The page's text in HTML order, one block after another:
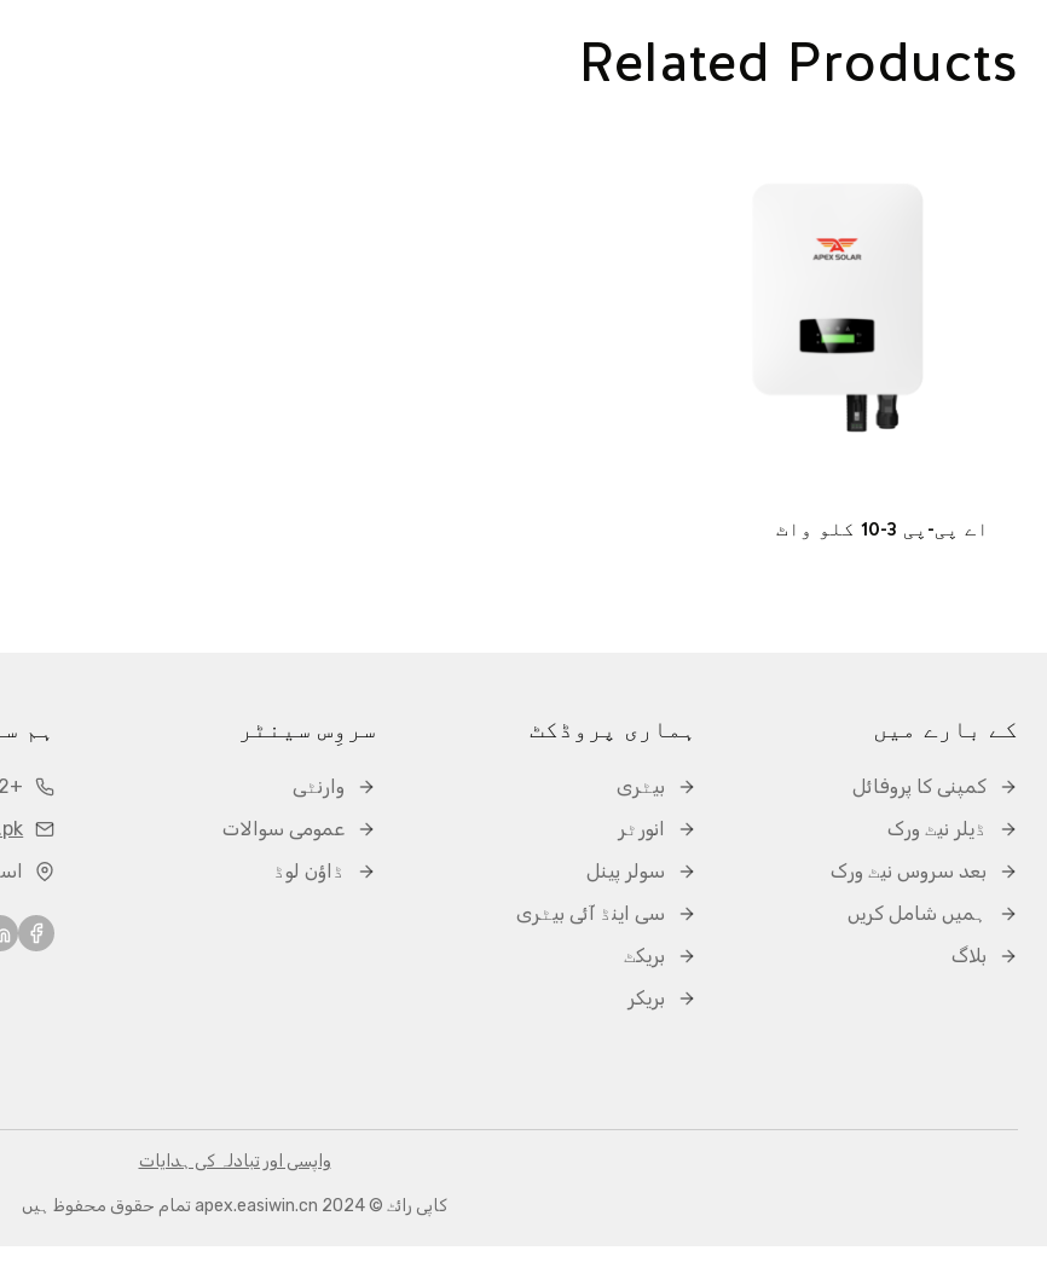
Related Products
اے پی-پی 3-10 کلو واٹ
کے بارے میں
کمپنی کا پروفائل
ڈیلر نیٹ ورک
بعد سروس نیٹ ورک
ہمیں شامل کریں
بلاگ
ہماری پروڈکٹ
بیٹری
انورٹر
سولر پینل
سی اینڈ آئی بیٹری
بریکٹ
بریکر
سروِس سینٹر
وارنٹی
عمومی سوالات
ڈاؤن لوڈ
ہم
+92 3328411899
واپسی اور تبادلہ کی ہدایات
کاپی رائٹ © 2024 apex.easiwin.cn تمام حقوق محفوظ ہیں